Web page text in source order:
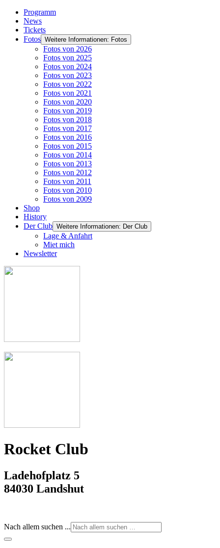
Programm
News
Tickets
Fotos Weitere Informationen: Fotos
Fotos von 2026
Fotos von 2025
Fotos von 2024
Fotos von 2023
Fotos von 2022
Fotos von 2021
Fotos von 2020
Fotos von 2019
Fotos von 2018
Fotos von 2017
Fotos von 2016
Fotos von 2015
Fotos von 2014
Fotos von 2013
Fotos von 2012
Fotos von 2011
Fotos von 2010
Fotos von 2009
Shop
History
Der Club Weitere Informationen: Der Club
Lage & Anfahrt
Miet mich
Newsletter
Rocket Club
Ladehofplatz 5
84030 Landshut
Nach allem suchen ...